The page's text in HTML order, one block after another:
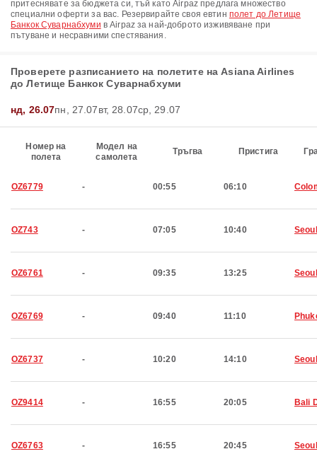
притеснявате за бюджета си, тъй като Airpaz предлага множество
специални оферти за вас. Резервирайте своя евтин полет до Летище
Банкок Суварнабхуми в Airpaz за най-доброто изживяване при
пътуване и несравними спестявания.
Проверете разписанието на полетите на Asiana Airlines
до Летище Банкок Суварнабхуми
нд, 26.07пн, 27.07вт, 28.07ср, 29.07
Номер на
полета
Модел на
самолета
Тръгва Пристига
OZ6779 - 00:55 06:10
OZ743 - 07:05 10:40 Seoul
OZ6761 - 09:35 13:25 Seoul
OZ6769 - 09:40 11:10
OZ6737 - 10:20 14:10 Seoul
OZ9414 - 16:55 20:05 Bali
OZ6763 - 16:55 20:45 Seoul